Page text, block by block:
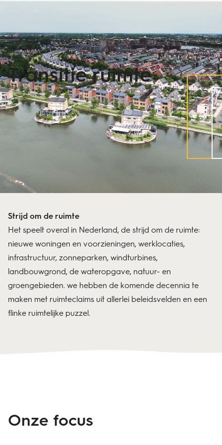
Transitie ruimte
Strijd om de ruimte
Het speelt overal in Nederland, de strijd om de ruimte:
nieuwe woningen en voorzieningen, werklocaties,
infrastructuur, zonneparken, windturbines,
landbouwgrond, de wateropgave, natuur- en
groengebieden. we hebben de komende decennia te
maken met ruimteclaims uit allerlei beleidsvelden en een
flinke ruimtelijke puzzel.
Onze focus